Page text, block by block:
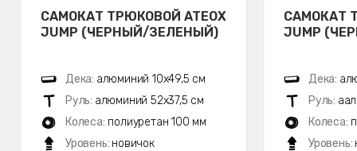
САМОКАТ ТРЮКОВОЙ ATEOX
JUMP (ЧЕРНЫЙ/ЗЕЛЕНЫЙ)
Дека: алюминий 10х49,5 см
Руль: алюминий 52х37,5 см
Колеса: полиуретан 100 мм
Уровень: новичок
САМОКАТ
JUMP
Дека:
Руль:
Колеса:
Уровень: